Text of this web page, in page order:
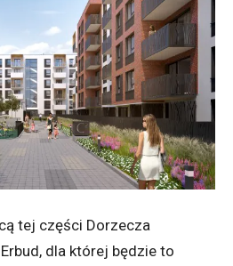
tej części Dorzecza
dla której będzie to